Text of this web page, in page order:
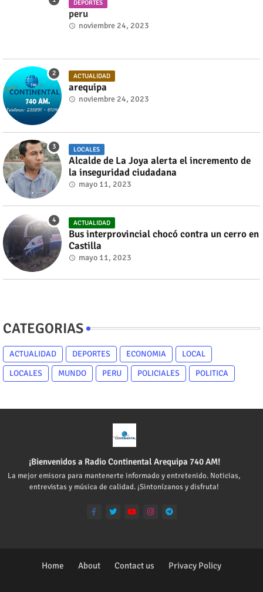
DEPORTES
peru
noviembre 24, 2023
ACTUALIDAD
arequipa
noviembre 24, 2023
LOCALES
Alcalde de La Joya alerta el incremento de
la inseguridad ciudadana
mayo 11, 2023
ACTUALIDAD
Bus interprovincial chocó contra un cerro en
Castilla
mayo 11, 2023
CATEGORIAS
ACTUALIDAD DEPORTES ECONOMIA
LOCAL
LOCALES
MUNDO PERU POLICIALES POLITICA
¡Bienvenidos a Radio Continental Arequipa 740 AM!
La mejor emisora para mantenerte informado y entretenido. Noticias,
entrevistas y música de calidad. ¡Sintonízanos y disfruta!
Home About Contact us Privacy Policy